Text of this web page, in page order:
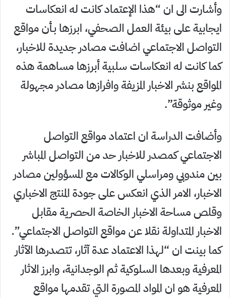
وأشارت الى ان “هذا الإعتماد كانت له انعكاسات
ايجابية على بيئة العمل الصحفي، ابرزها بـأن مواقع
التواصل الاجتماعي اضافت مصادر جديدة للاخبار،
كما كانت له انعكاسات سلبية أبرزها مساهمة هذه
المواقع بنشر الاخبار المزيفة وافرازها مصادر مجهولة
وغير موثوقة”.
وأضافت الدراسة ان اعتماد مواقع التواصل
الاجتماعي كمصدر للاخبار حد من التواصل المباشر
بين مندوبي ومراسلي الوكالات مع المسؤولين مصادر
الاخبار، الامر الذي انعكس على جودة المنتج الاخباري
وقلص مساحة الاخبار الخاصة الحصرية مقابل
الاخبار المتداولة نقلا عن مواقع التواصل الاجتماعي”.
كما بينت ان “لهذا الاعتماد عدة آثار، تتصدرها الآثار
المعرفية وبعدها السلوكية ثم الوجدانية، وابرز الاثار
المعرفية هو ان المواد المصورة التي تقدمها مواقع